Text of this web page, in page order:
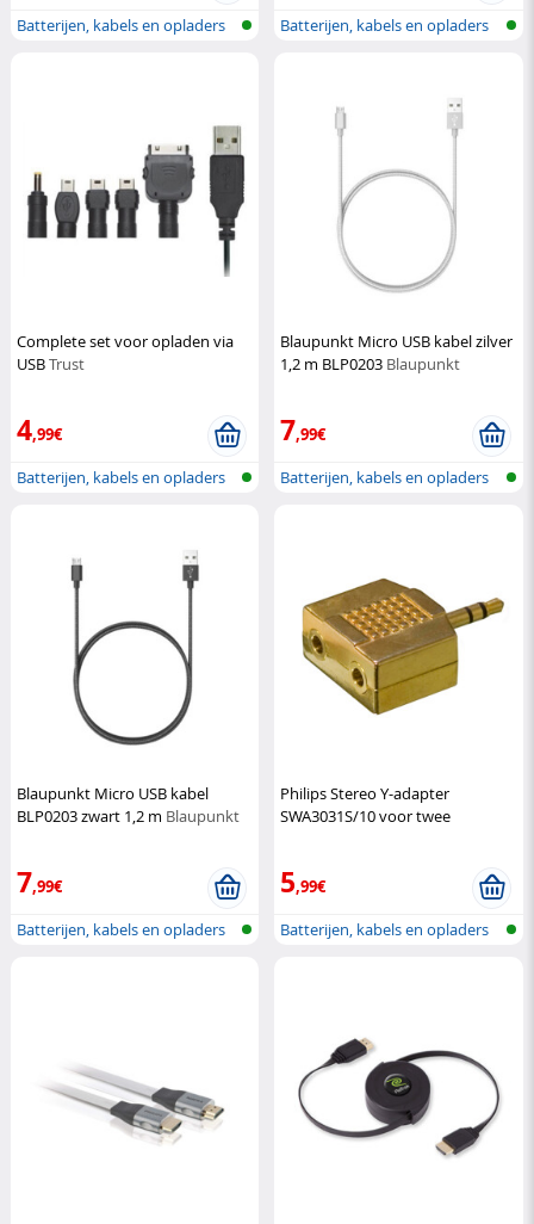
Batterijen, kabels en opladers
Batterijen, kabels en opladers
Complete set voor opladen via
USBTrust
4,99€
Batterijen, kabels en opladers
Blaupunkt Micro USB kabel zilver
1,2 m BLP0203 Blaupunkt
7,99€
Batterijen, kabels en opladers
Blaupunkt Micro USB kabel
BLP0203 zwart 1,2 m Blaupunkt
7,99€
Batterijen, kabels en opladers
Philips Stereo Y-adapter
SWA3031S/10 voor twee
5,99€
Batterijen, kabels en opladers